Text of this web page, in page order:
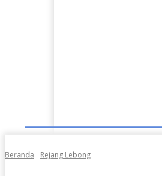
Beranda Rejang Lebong